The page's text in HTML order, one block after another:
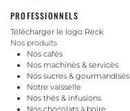
PROFESSIONNELS
Télécharger le logo Reck
Nos produits
Nos cafés
Nos machines & services
Nos sucres & gourmandises
Notre vaisselle
Nos thés & infusions
Nos chocolats à boire